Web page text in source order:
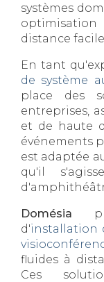
systèmes
distance
En tant
de système
place des
entreprises,
et de haute
événements
est adaptée
qu'il
Domésia
d'installation
fluides à
Ces